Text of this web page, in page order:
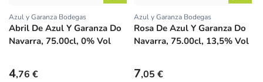
Proveedor:
Azul y Garanza Bodegas
Abril De Azul Y Garanza Do
Navarra, 75.00cl, 0% Vol
Precio habitual
4,76 €
Proveedor:
Azul y Garanza Bodegas
Rosa De Azul Y Garanza Do
Navarra, 75.00cl, 13,5% Vol
Precio habitual
7,05 €